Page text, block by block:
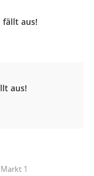
fällt aus!
aus!
1